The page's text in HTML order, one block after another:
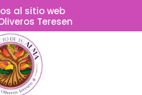
al sitio web
Teresen